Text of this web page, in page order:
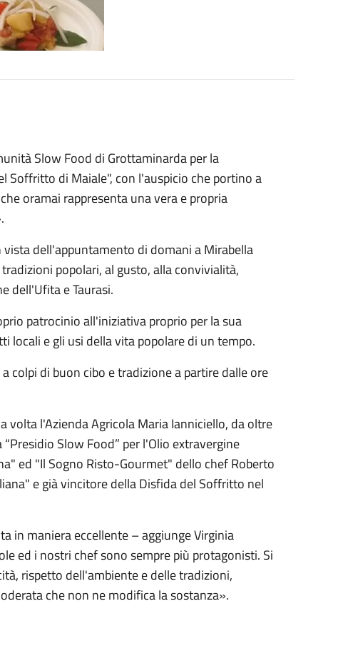
Slow Food di Grottaminarda per la
Soffritto di Maiale", con l'auspicio che portino a
oramai rappresenta una vera e propria
vista dell'appuntamento di domani a Mirabella
popolari, al gusto, alla convivialità,
dell'Ufita e Taurasi.
patrocinio all'iniziativa proprio per la sua
e gli usi della vita popolare di un tempo.
colpi di buon cibo e tradizione a partire dalle ore
l'Azienda Agricola Maria Ianniciello, da oltre
Slow Food” per l'Olio extravergine
ed "Il Sogno Risto-Gourmet" dello chef Roberto
e già vincitore della Disfida del Soffritto nel
in maniera eccellente – aggiunge Virginia
ed i nostri chef sono sempre più protagonisti. Si
rispetto dell'ambiente e delle tradizioni,
che non ne modifica la sostanza».